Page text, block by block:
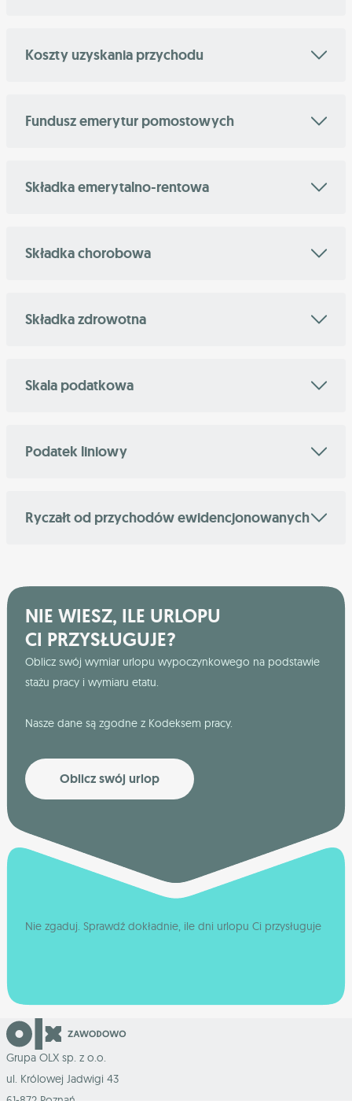
Koszty uzyskania przychodu
Fundusz emerytur pomostowych
Składka emerytalno-rentowa
Składka chorobowa
Składka zdrowotna
Skala podatkowa
Podatek liniowy
Ryczałt od przychodów ewidencjonowanych
NIE WIESZ, ILE URLOPU
CI PRZYSŁUGUJE?
Oblicz swój wymiar urlopu wypoczynkowego na podstawie
stażu pracy i wymiaru etatu.
Nasze dane są zgodne z Kodeksem pracy.
Oblicz swój urlop
Nie zgaduj. Sprawdź dokładnie, ile dni urlopu Ci przysługuje
Grupa OLX sp. z o.o.
ul. Królowej Jadwigi 43
61-872 Poznań